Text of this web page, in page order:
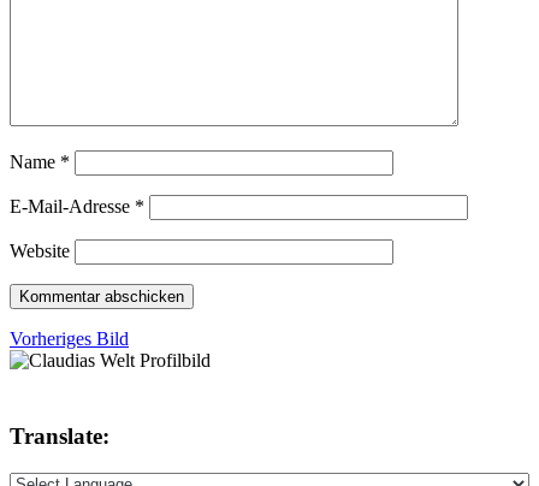
Name *
E-Mail-Adresse *
Website
Vorheriges Bild
Translate: